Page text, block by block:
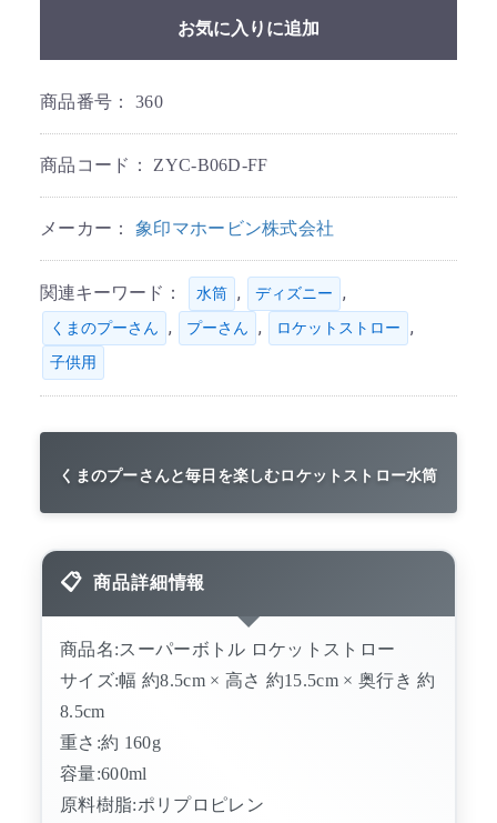
お気に入りに追加
商品番号： 360
商品コード： ZYC-B06D-FF
メーカー： 象印マホービン株式会社
関連キーワード： 水筒 , ディズニー ,
くまのプーさん , プーさん , ロケットストロー ,
子供用
くまのプーさんと毎日を楽しむロケットストロー水筒
商品詳細情報
商品名:スーパーボトル ロケットストロー
サイズ:幅 約8.5cm × 高さ 約15.5cm × 奥行き 約
8.5cm
重さ:約 160g
容量:600ml
原料樹脂:ポリプロピレン